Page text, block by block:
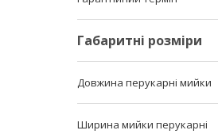
Габаритні розміри
Довжина перукарні мийки
Ширина мийки перукарні